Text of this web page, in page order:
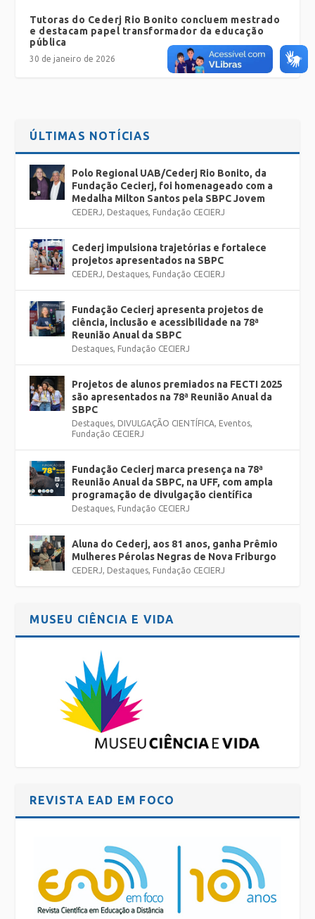
Tutoras do Cederj Rio Bonito concluem mestrado
e destacam papel transformador da educação
pública
30 de janeiro de 2026
ÚLTIMAS NOTÍCIAS
Polo Regional UAB/Cederj Rio Bonito, da
Fundação Cecierj, foi homenageado com a
Medalha Milton Santos pela SBPC Jovem
CEDERJ, Destaques, Fundação CECIERJ
Cederj impulsiona trajetórias e fortalece
projetos apresentados na SBPC
CEDERJ, Destaques, Fundação CECIERJ
Fundação Cecierj apresenta projetos de
ciência, inclusão e acessibilidade na 78ª
Reunião Anual da SBPC
Destaques, Fundação CECIERJ
Projetos de alunos premiados na FECTI 2025
são apresentados na 78ª Reunião Anual da
SBPC
Destaques, DIVULGAÇÃO CIENTÍFICA, Eventos,
Fundação CECIERJ
Fundação Cecierj marca presença na 78ª
Reunião Anual da SBPC, na UFF, com ampla
programação de divulgação científica
Destaques, Fundação CECIERJ
Aluna do Cederj, aos 81 anos, ganha Prêmio
Mulheres Pérolas Negras de Nova Friburgo
CEDERJ, Destaques, Fundação CECIERJ
MUSEU CIÊNCIA E VIDA
REVISTA EAD EM FOCO